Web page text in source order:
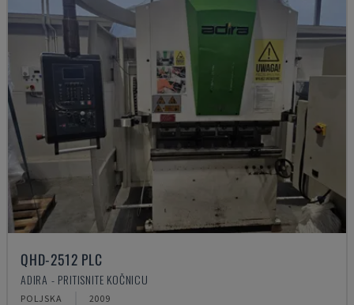
QHD-2512 PLC
ADIRA - PRITISNITE KOČNICU
POLJSKA 2009